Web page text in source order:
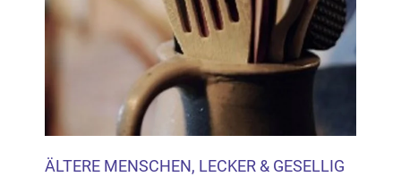
ÄLTERE MENSCHEN, LECKER & GESELLIG